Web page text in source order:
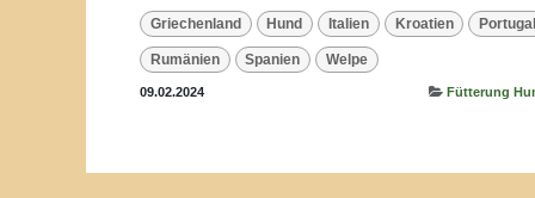
Griechenland Hund Italien Kroatien
Portugal Rumänien Spanien
09.02.2024
Fütterung